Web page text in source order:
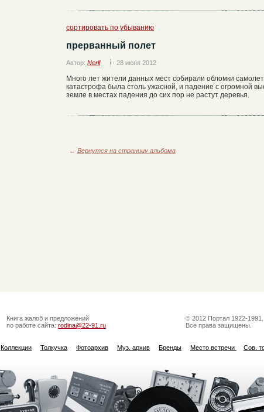
сортировать по убыванию
прерванный полет
Автор: Nerll 28 июня 2012
Много лет жители данных мест собирали обломки
катастрофа была столь ужасной, и падение с огромной
земле в местах падения до сих пор не растут деревья.
← Вернутся на страницу альбома
Книга жалоб и предложений
по работе сайта: rodina@22-91.ru
© 2012 Портал 1922-1991.
Все права защищены.
Коллекции Толкучка Фотоархив Муз. архив Бренды Место встречи Сов.